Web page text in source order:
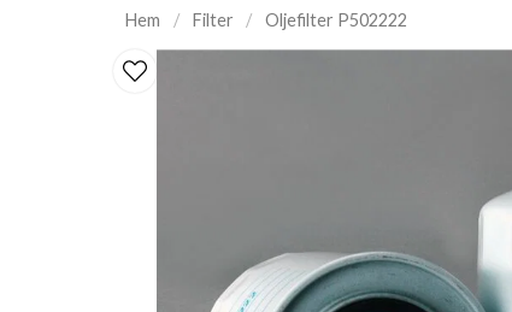
Q8-Produkter
Hem Filter Oljefilter P502222